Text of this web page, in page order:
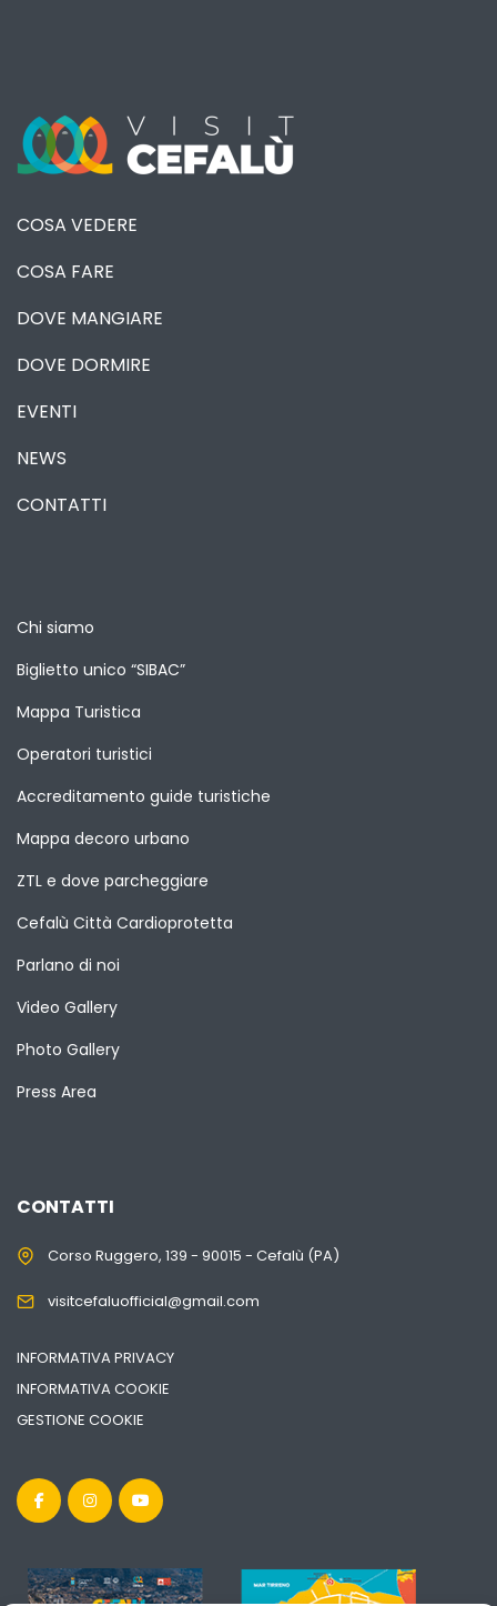
COSA VEDERE
COSA FARE
DOVE MANGIARE
DOVE DORMIRE
EVENTI
NEWS
CONTATTI
Chi siamo
Biglietto unico “SIBAC”
Mappa Turistica
Operatori turistici
Accreditamento guide turistiche
Mappa decoro urbano
ZTL e dove parcheggiare
Cefalù Città Cardioprotetta
Parlano di noi
Video Gallery
Photo Gallery
Press Area
CONTATTI
Corso Ruggero, 139 - 90015 - Cefalù (PA)
visitcefaluofficial@gmail.com
INFORMATIVA PRIVACY
INFORMATIVA COOKIE
GESTIONE COOKIE